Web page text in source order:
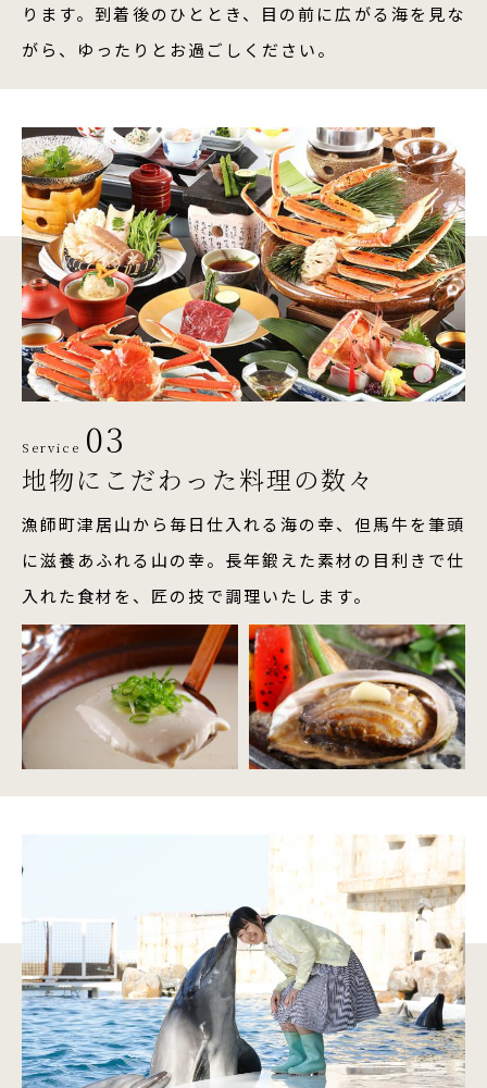
ります。到着後のひととき、目の前に広がる海を見な
がら、ゆったりとお過ごしください。
Service 03
地物にこだわった料理の数々
漁師町津居山から毎日仕入れる海の幸、但馬牛を筆頭
に滋養あふれる山の幸。長年鍛えた素材の目利きで仕
入れた食材を、匠の技で調理いたします。